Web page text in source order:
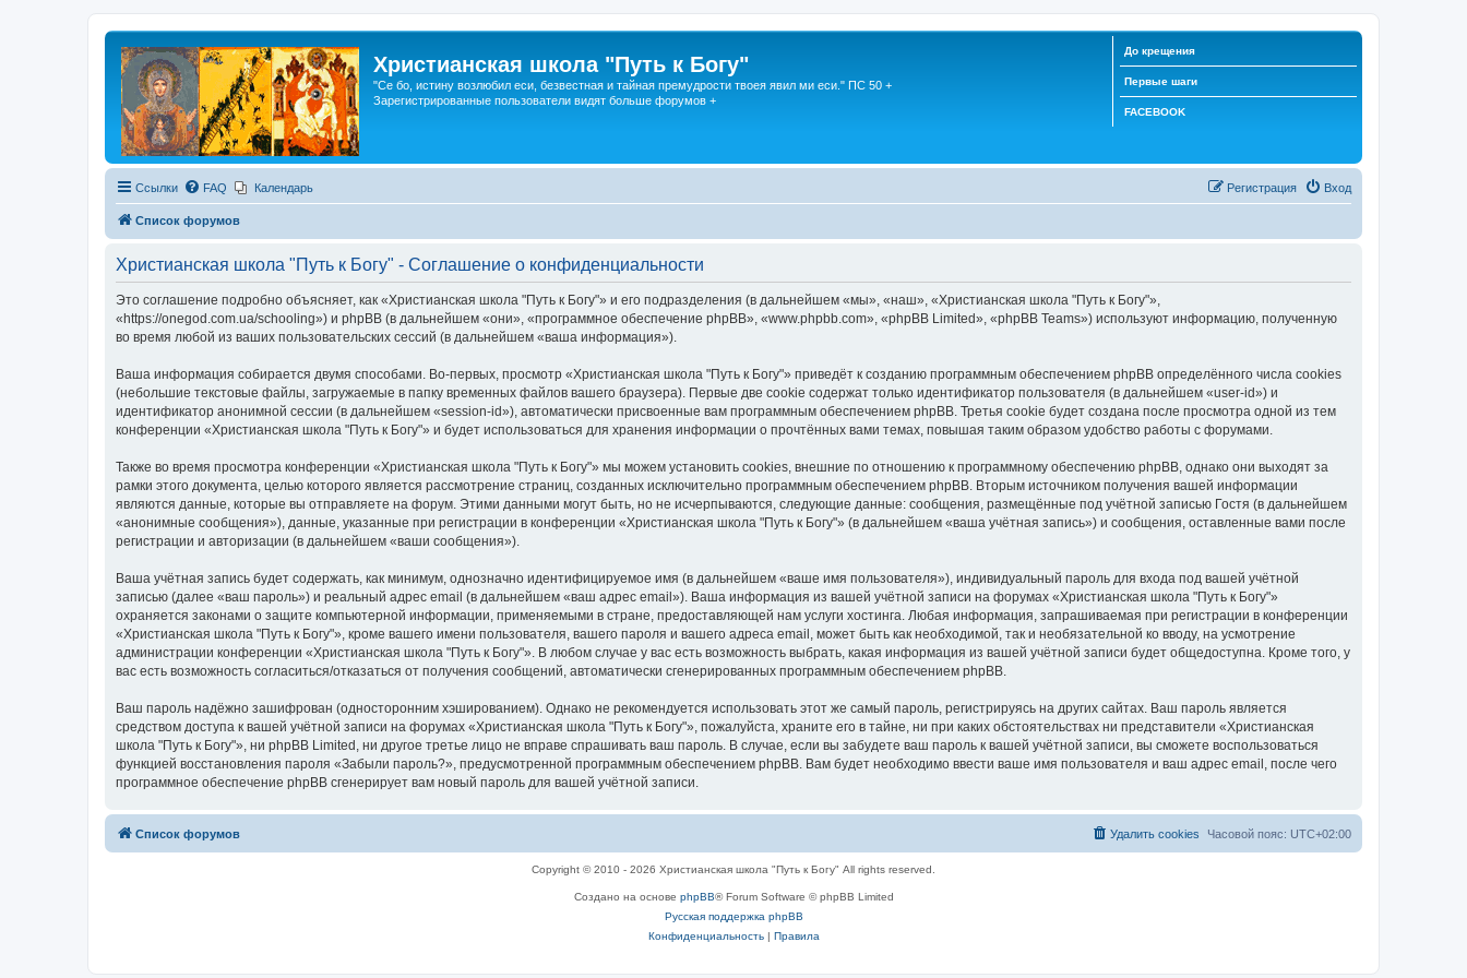
Христианская школа "Путь к Богу"
"Се бо, истину возлюбил еси, безвестная и тайная премудрости твоея явил ми еси." ПС 50 +
Зарегистрированные пользователи видят больше форумов +
До крещения
Первые шаги
FACEBOOK
Ссылки FAQ Календарь Вход
Регистрация
Список форумов
Христианская школа "Путь к Богу" - Соглашение о конфиденциальности
Это соглашение подробно объясняет, как «Христианская школа "Путь к Богу"» и его подразделения (в дальнейшем «мы», «наш», «Христианская школа "Путь к Богу"»,
«https://onegod.com.ua/schooling») и phpBB (в дальнейшем «они», «программное обеспечение phpBB», «www.phpbb.com», «phpBB Limited», «phpBB Teams») используют информацию, полученную
во время любой из ваших пользовательских сессий (в дальнейшем «ваша информация»).
Ваша информация собирается двумя способами. Во-первых, просмотр «Христианская школа "Путь к Богу"» приведёт к созданию программным обеспечением phpBB определённого числа cookies
(небольшие текстовые файлы, загружаемые в папку временных файлов вашего браузера). Первые две cookie содержат только идентификатор пользователя (в дальнейшем «user-id») и
идентификатор анонимной сессии (в дальнейшем «session-id»), автоматически присвоенные вам программным обеспечением phpBB. Третья cookie будет создана после просмотра одной из тем
конференции «Христианская школа "Путь к Богу"» и будет использоваться для хранения информации о прочтённых вами темах, повышая таким образом удобство работы с форумами.
Также во время просмотра конференции «Христианская школа "Путь к Богу"» мы можем установить cookies, внешние по отношению к программному обеспечению phpBB, однако они выходят за
рамки этого документа, целью которого является рассмотрение страниц, созданных исключительно программным обеспечением phpBB. Вторым источником получения вашей информации
являются данные, которые вы отправляете на форум. Этими данными могут быть, но не исчерпываются, следующие данные: сообщения, размещённые под учётной записью Гостя (в дальнейшем
«анонимные сообщения»), данные, указанные при регистрации в конференции «Христианская школа "Путь к Богу"» (в дальнейшем «ваша учётная запись») и сообщения, оставленные вами после
регистрации и авторизации (в дальнейшем «ваши сообщения»).
Ваша учётная запись будет содержать, как минимум, однозначно идентифицируемое имя (в дальнейшем «ваше имя пользователя»), индивидуальный пароль для входа под вашей учётной
записью (далее «ваш пароль») и реальный адрес email (в дальнейшем «ваш адрес email»). Ваша информация из вашей учётной записи на форумах «Христианская школа "Путь к Богу"»
охраняется законами о защите компьютерной информации, применяемыми в стране, предоставляющей нам услуги хостинга. Любая информация, запрашиваемая при регистрации в конференции
«Христианская школа "Путь к Богу"», кроме вашего имени пользователя, вашего пароля и вашего адреса email, может быть как необходимой, так и необязательной ко вводу, на усмотрение
администрации конференции «Христианская школа "Путь к Богу"». В любом случае у вас есть возможность выбрать, какая информация из вашей учётной записи будет общедоступна. Кроме того, у
вас есть возможность согласиться/отказаться от получения сообщений, автоматически сгенерированных программным обеспечением phpBB.
Ваш пароль надёжно зашифрован (односторонним хэшированием). Однако не рекомендуется использовать этот же самый пароль, регистрируясь на других сайтах. Ваш пароль является
средством доступа к вашей учётной записи на форумах «Христианская школа "Путь к Богу"», пожалуйста, храните его в тайне, ни при каких обстоятельствах ни представители «Христианская
школа "Путь к Богу"», ни phpBB Limited, ни другое третье лицо не вправе спрашивать ваш пароль. В случае, если вы забудете ваш пароль к вашей учётной записи, вы сможете воспользоваться
функцией восстановления пароля «Забыли пароль?», предусмотренной программным обеспечением phpBB. Вам будет необходимо ввести ваше имя пользователя и ваш адрес email, после чего
программное обеспечение phpBB сгенерирует вам новый пароль для вашей учётной записи.
Список форумов Часовой пояс: UTC+02:00
Удалить cookies
Copyright © 2010 - 2026 Христианская школа "Путь к Богу" All rights reserved.
Создано на основе phpBB® Forum Software © phpBB Limited
Русская поддержка phpBB
Конфиденциальность| Правила